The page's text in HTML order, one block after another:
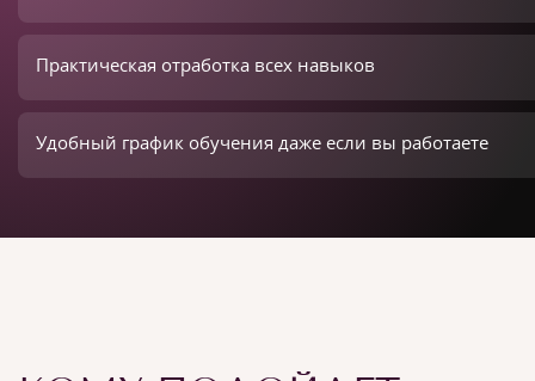
Практическая отработка всех навыков
Удобный график обучения даже если вы работаете